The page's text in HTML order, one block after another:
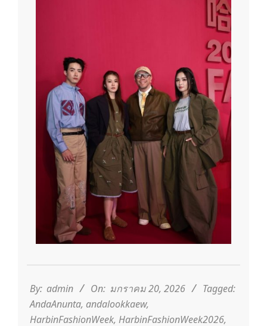
20
By: admin On: มกราคม 20, 2026
Tagged:
AndaAnunta, andalookkaew,
HarbinFashionWeek, HarbinFashionWeek2026,